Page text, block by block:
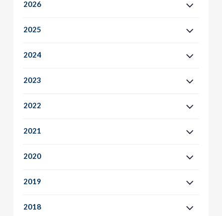
2026
2025
2024
2023
2022
2021
2020
2019
2018